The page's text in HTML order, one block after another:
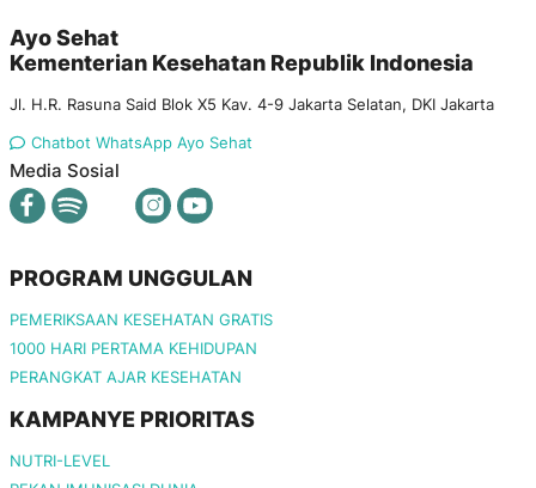
Ayo Sehat
Kementerian Kesehatan Republik Indonesia
Jl. H.R. Rasuna Said Blok X5 Kav. 4-9 Jakarta Selatan, DKI Jakarta
Chatbot WhatsApp Ayo Sehat
Media Sosial
PROGRAM UNGGULAN
PEMERIKSAAN KESEHATAN GRATIS
1000 HARI PERTAMA KEHIDUPAN
PERANGKAT AJAR KESEHATAN
KAMPANYE PRIORITAS
NUTRI-LEVEL